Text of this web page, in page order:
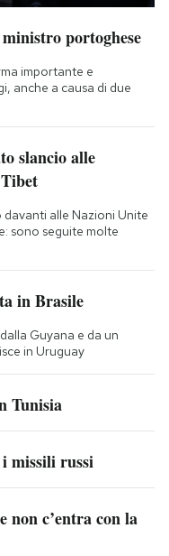
portoghese
importante e
anche a causa di due
slancio alle
alle Nazioni Unite
sono seguite molte
in Brasile
Guyana e da un
in Uruguay
Tunisia
i missili russi
non c’entra con la